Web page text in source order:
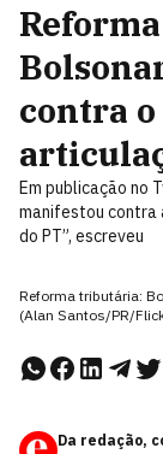
contra
Em publicação no
manifestou contra
do PT”, escreveu
Reforma tributária:
(Alan Santos/PR/
Da redação,